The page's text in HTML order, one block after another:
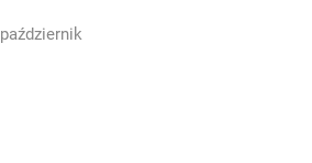
październik